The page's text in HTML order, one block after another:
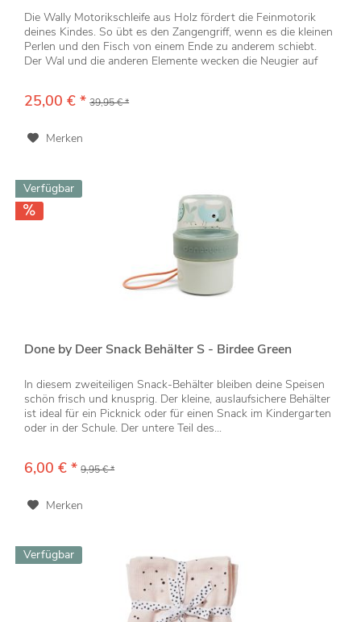
Die Wally Motorikschleife aus Holz fördert die Feinmotorik
deines Kindes. So übt es den Zangengriff, wenn es die kleinen
Perlen und den Fisch von einem Ende zu anderem schiebt.
Der Wal und die anderen Elemente wecken die Neugier auf
25,00 € * 39,95 € *
Merken
Verfügbar
Done by Deer Snack Behälter S - Birdee Green
In diesem zweiteiligen Snack-Behälter bleiben deine Speisen
schön frisch und knusprig. Der kleine, auslaufsichere Behälter
ist ideal für ein Picknick oder für einen Snack im Kindergarten
oder in der Schule. Der untere Teil des...
6,00 € * 9,95 € *
Merken
Verfügbar